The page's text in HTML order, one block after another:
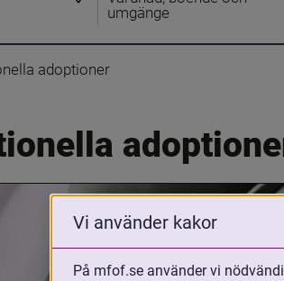
umgänge
adoptioner
Vi använder kakor
På mfof.se använder vi